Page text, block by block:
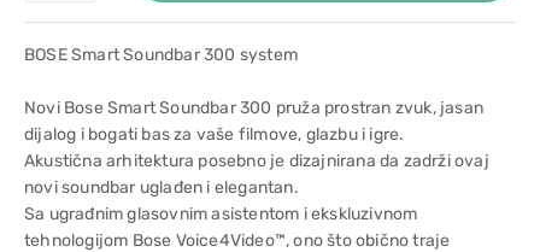
BOSE Smart Soundbar 300 system
Novi Bose Smart Soundbar 300 pruža prostran zvuk, jasan
dijalog i bogati bas za vaše filmove, glazbu i igre.
Akustična arhitektura posebno je dizajnirana da zadrži ovaj
novi soundbar uglađen i elegantan.
Sa ugrađnim glasovnim asistentom i ekskluzivnom
tehnologijom Bose Voice4Video™, ono što obično traje